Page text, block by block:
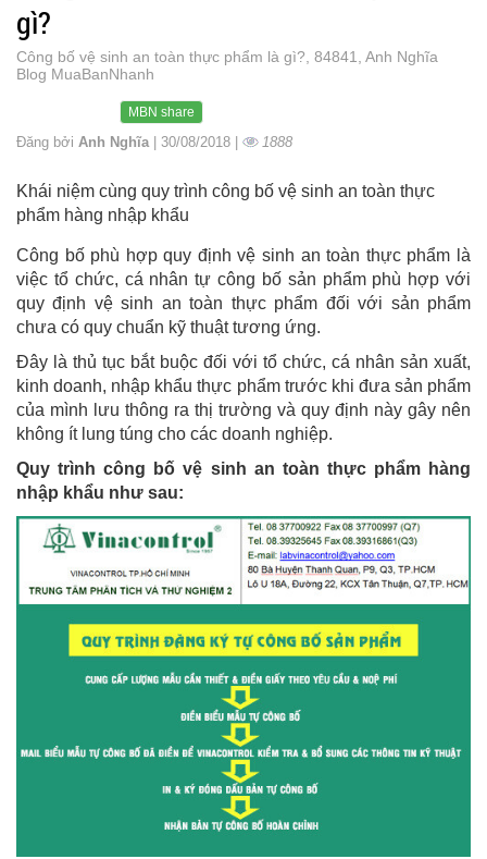
gì?
Công bố vệ sinh an toàn thực phẩm là gì?, 84841, Anh Nghĩa
Blog MuaBanNhanh
MBN share
Đăng bởi Anh Nghĩa | 30/08/2018 | 1888
Khái niệm cùng quy trình công bố vệ sinh an toàn thực
phẩm hàng nhập khẩu
Công bố phù hợp quy định vệ sinh an toàn thực phẩm là
việc tổ chức, cá nhân tự công bố sản phẩm phù hợp với
quy định vệ sinh an toàn thực phẩm đối với sản phẩm
chưa có quy chuẩn kỹ thuật tương ứng.
Đây là thủ tục bắt buộc đối với tổ chức, cá nhân sản xuất,
kinh doanh, nhập khẩu thực phẩm trước khi đưa sản phẩm
của mình lưu thông ra thị trường và quy định này gây nên
không ít lung túng cho các doanh nghiệp.
Quy trình công bố vệ sinh an toàn thực phẩm hàng
nhập khẩu như sau: